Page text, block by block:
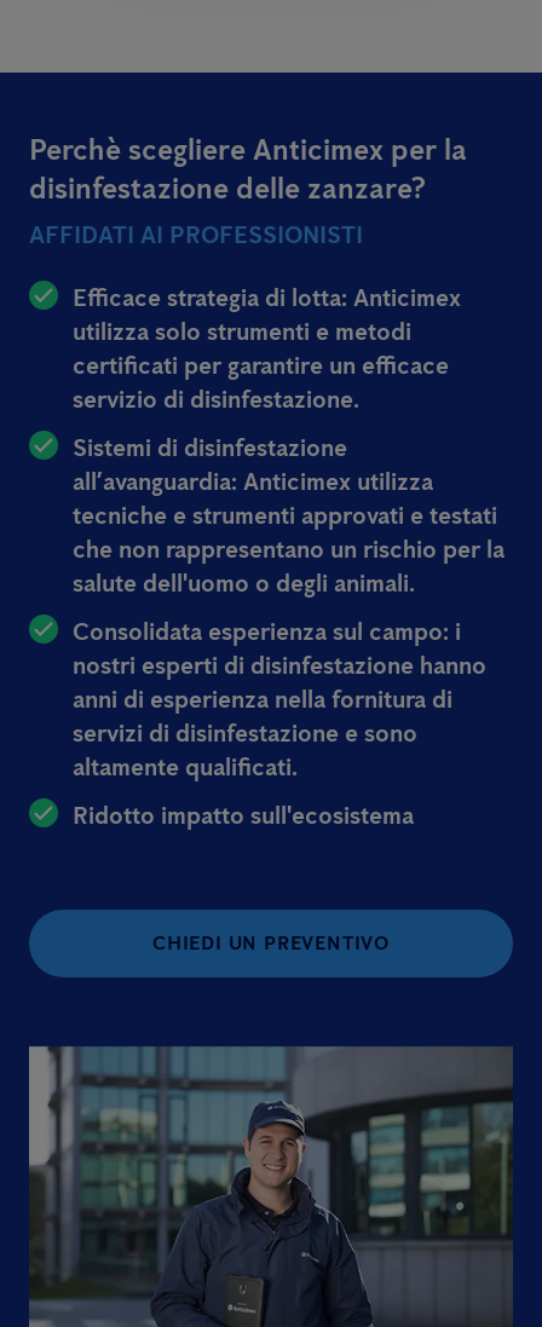
Perchè scegliere Anticimex per la
disinfestazione delle zanzare?
AFFIDATI AI PROFESSIONISTI
Efficace strategia di lotta: Anticimex
utilizza solo strumenti e metodi
certificati per garantire un efficace
servizio di disinfestazione.
Sistemi di disinfestazione
all’avanguardia: Anticimex utilizza
tecniche e strumenti approvati e testati
che non rappresentano un rischio per la
salute dell'uomo o degli animali.
Consolidata esperienza sul campo: i
nostri esperti di disinfestazione hanno
anni di esperienza nella fornitura di
servizi di disinfestazione e sono
altamente qualificati.
Ridotto impatto sull'ecosistema
CHIEDI UN PREVENTIVO